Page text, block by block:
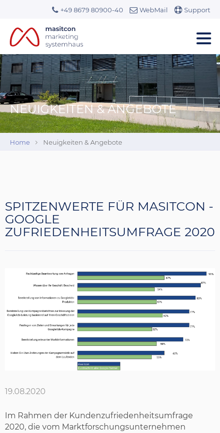
+49 8679 80900-40 WebMail Support
NEUIGKEITEN & ANGEBOTE
Home Neuigkeiten & Angebote
SPITZENWERTE FÜR MASITCON -
GOOGLE
ZUFRIEDENHEITSUMFRAGE 2020
19.08.2020
Im Rahmen der Kundenzufriedenheitsumfrage
2020, die vom Marktforschungsunternehmen